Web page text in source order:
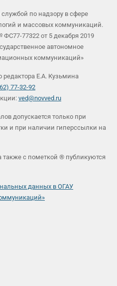
по надзору в сфере
и массовых коммуникаций.
77322 от 5 декабря 2019
автономное
коммуникаций»
редактора Е.А. Кузьмина
77-32-92
ved@novved.ru
допускается только при
и при наличии гиперссылки на
также с пометкой ® публикуются
данных в ОГАУ